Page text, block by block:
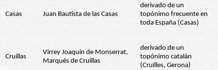
Casas Juan Bautista de las Casas
derivado de un
topónimo frecuente en
toda España (Casas)
Cruillas
Virrey Joaquín de Monserrat,
Marqués de Cruillas
derivado de un
topónimo catalán
(Cruïlles, Gerona)